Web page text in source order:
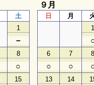
土
1
－
8
○
15
９月
日 月
6
○
7
○
13 14